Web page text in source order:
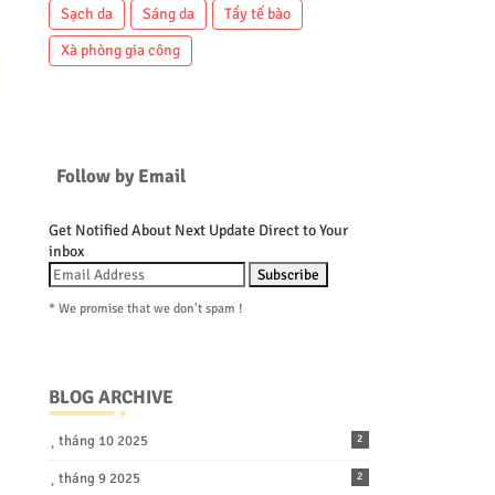
Sạch da
Sáng da
Tẩy tế bào
Xà phòng gia công
Follow by Email
Get Notified About Next Update Direct to Your
inbox
* We promise that we don't spam !
BLOG ARCHIVE
tháng 10 2025 2
tháng 9 2025 2